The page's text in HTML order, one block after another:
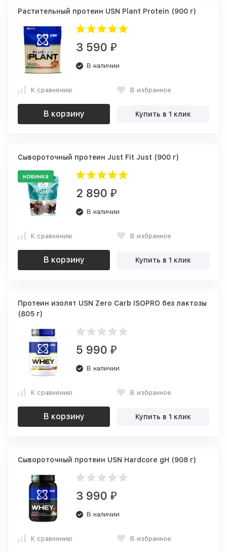
Растительный протеин USN Plant Protein (900 г)
3 590 ₽
В наличии
К сравнению В избранное
В корзину Купить в 1 клик
Сывороточный протеин Just Fit Just (900 г)
новинка
2 890 ₽
В наличии
К сравнению В избранное
В корзину Купить в 1 клик
Протеин изолят USN Zero Carb ISOPRO без лактозы
(805 г)
5 990 ₽
В наличии
К сравнению В избранное
В корзину Купить в 1 клик
Сывороточный протеин USN Hardcore gH (908 г)
3 990 ₽
В наличии
К сравнению В избранное